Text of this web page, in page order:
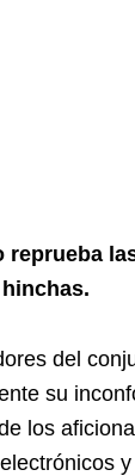
reprueba
del
su
los